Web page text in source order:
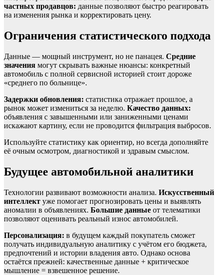
частных продавцов: данные позволяют быстро реагировать
на изменения рынка и корректировать цену.
Ограничения статистического подхода
Данные — мощный инструмент, но не панацея. Средние
значения могут скрывать важные нюансы: конкретный
автомобиль с полной сервисной историей стоит дороже
«среднего по больнице».
Задержки обновления: статистика отражает прошлое, а
рынок может измениться за неделю. Качество данных:
объявления с завышенными или заниженными ценами
искажают картину, если не проводится фильтрация выбросов.
Используйте статистику как ориентир, но всегда дополняйте
её очным осмотром, диагностикой и здравым смыслом.
Будущее автомобильной аналитики
Технологии развивают возможности анализа. Искусственный
интеллект уже помогает прогнозировать цены и выявлять
аномалии в объявлениях. Большие данные от телематики
позволяют оценивать реальный износ автомобилей.
Персонализация: в будущем каждый покупатель сможет
получать индивидуальную аналитику с учётом его бюджета,
предпочтений и истории владения авто. Однако основа
остаётся прежней: качественные данные + критическое
мышление = взвешенное решение.